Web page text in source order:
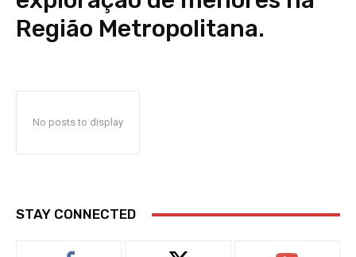
Região Metropolitana.
No posts to display
STAY CONNECTED